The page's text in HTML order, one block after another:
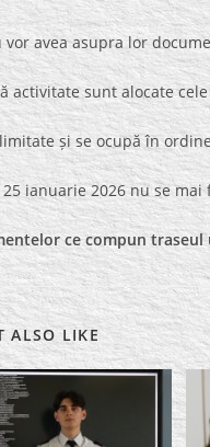
vor avea asupra lor
activitate sunt alocate
și se ocupă în
25 ianuarie 2026 nu se
ce compun
ALSO LIKE